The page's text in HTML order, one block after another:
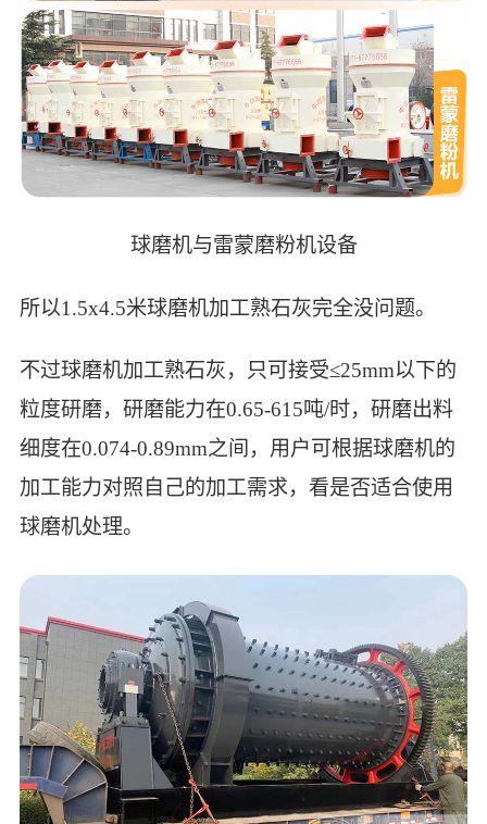
球磨机与雷蒙磨粉机设备
所以1.5x4.5米球磨机加工熟石灰完全没问题。
不过球磨机加工熟石灰，只可接受≤25mm以下的
粒度研磨，研磨能力在0.65-615吨/时，研磨出料
细度在0.074-0.89mm之间，用户可根据球磨机的
加工能力对照自己的加工需求，看是否适合使用
球磨机处理。